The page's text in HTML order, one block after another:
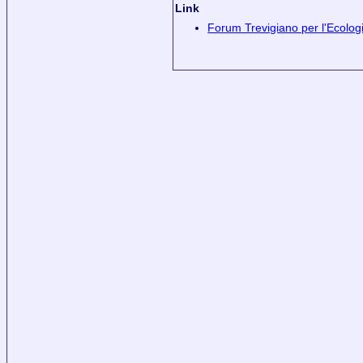
Link
Forum Trevigiano per